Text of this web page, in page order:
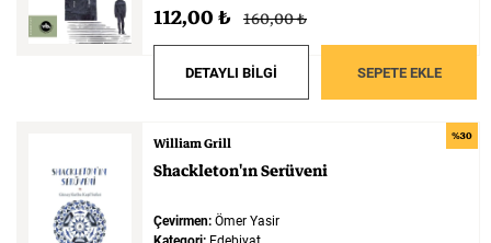
112,00 ₺ 160,00 ₺
DETAYLI BİLGİ SEPETE EKLE
%30
William Grill
Shackleton'ınSerüveni
Çevirmen: Ömer Yasir